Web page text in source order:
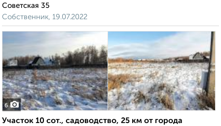
Советская 35
Собственник, 19.07.2022
6
Участок 10 сот., садоводство, 25 км от города